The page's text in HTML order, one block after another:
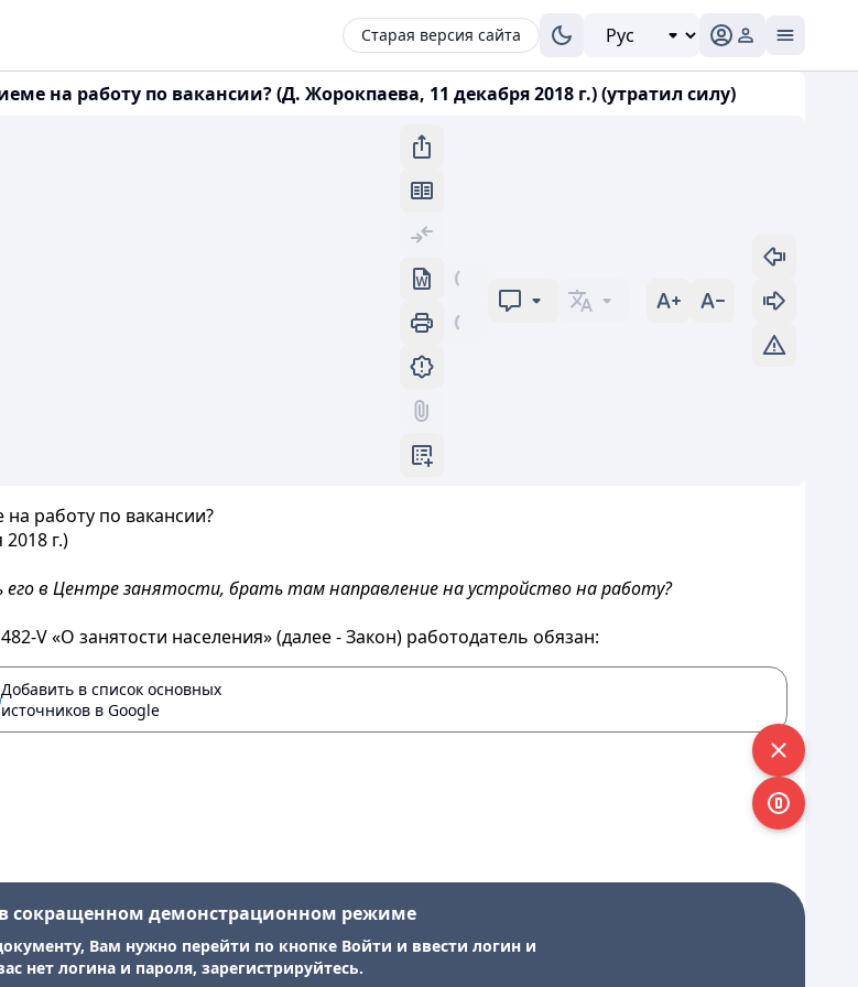
Старая версия сайта
на работу по вакансии? (Д. Жорокпаева, 11 декабря 2018 г.) (утратил силу)
работу по вакансии?
г.)
в Центре занятости, брать там направление на устройство на работу?
V «О занятости населения» (далее - Закон) работодатель обязан:
Добавить в список основных
источников в Google
сокращенном демонстрационном режиме
Вам нужно перейти по кнопке Войти и ввести логин и
нет логина и пароля, зарегистрируйтесь.